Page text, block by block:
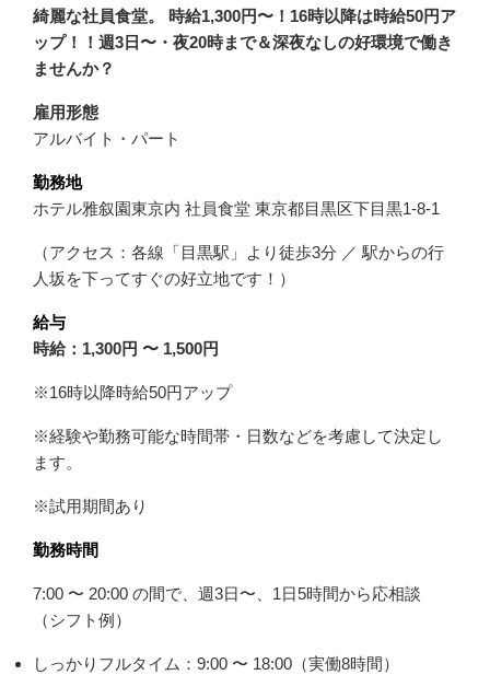
綺麗な社員食堂。
時給1,300円〜！16時以降は時給50円ア
ップ！！週3日〜・夜20時まで＆深夜なしの好環境で働き
ませんか？
雇用形態
アルバイト・パート
勤務地
ホテル雅叙園東京内 社員食堂 東京都目黒区下目黒1-8-1
（アクセス：各線「目黒駅」より徒歩3分 ／ 駅からの行
人坂を下ってすぐの好立地です！）
給与
時給：1,300円 〜 1,500円
※16時以降時給50円アップ
※経験や勤務可能な時間帯・日数などを考慮して決定し
ます。
※試用期間あり
勤務時間
7:00 〜 20:00 の間で、週3日〜、1日5時間から応相談
（シフト例）
しっかりフルタイム：9:00 〜 18:00（実働8時間）